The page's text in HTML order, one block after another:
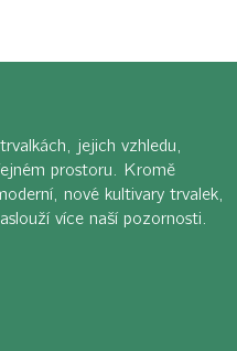
jejich vzhledu,
prostoru. Kromě
nové kultivary trvalek,
více naší pozornosti.